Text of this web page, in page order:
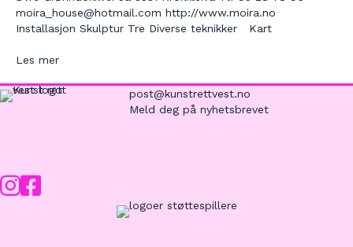
moira_house@hotmail.com http://www.moira.no
Installasjon Skulptur Tre Diverse teknikker Kart
Les mer
post@kunstrettvest.no
Meld deg på nyhetsbrevet
Instagram
Facebook